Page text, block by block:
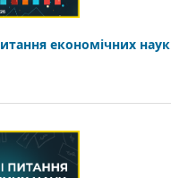
економічних наук